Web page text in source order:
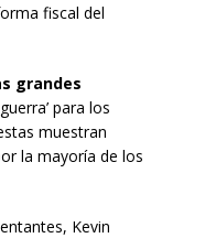
fiscal del
grandes
para los
muestran
la mayoría de los
Kevin